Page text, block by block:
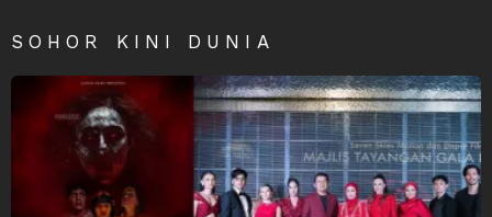
SOHOR KINI DUNIA